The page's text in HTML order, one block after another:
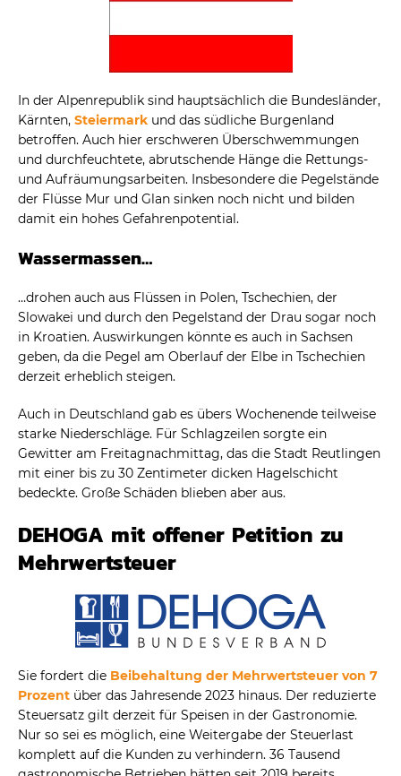
In der Alpenrepublik sind hauptsächlich die Bundesländer,
Kärnten, Steiermark und das südliche Burgenland
betroffen. Auch hier erschweren Überschwemmungen
und durchfeuchtete, abrutschende Hänge die Rettungs-
und Aufräumungsarbeiten. Insbesondere die Pegelstände
der Flüsse Mur und Glan sinken noch nicht und bilden
damit ein hohes Gefahrenpotential.
Wassermassen…
…drohen auch aus Flüssen in Polen, Tschechien, der
Slowakei und durch den Pegelstand der Drau sogar noch
in Kroatien. Auswirkungen könnte es auch in Sachsen
geben, da die Pegel am Oberlauf der Elbe in Tschechien
derzeit erheblich steigen.
Auch in Deutschland gab es übers Wochenende teilweise
starke Niederschläge. Für Schlagzeilen sorgte ein
Gewitter am Freitagnachmittag, das die Stadt Reutlingen
mit einer bis zu 30 Zentimeter dicken Hagelschicht
bedeckte. Große Schäden blieben aber aus.
DEHOGA mit offener Petition zu
Mehrwertsteuer
Sie fordert die Beibehaltung der Mehrwertsteuer von 7
Prozent über das Jahresende 2023 hinaus. Der reduzierte
Steuersatz gilt derzeit für Speisen in der Gastronomie.
Nur so sei es möglich, eine Weitergabe der Steuerlast
komplett auf die Kunden zu verhindern. 36 Tausend